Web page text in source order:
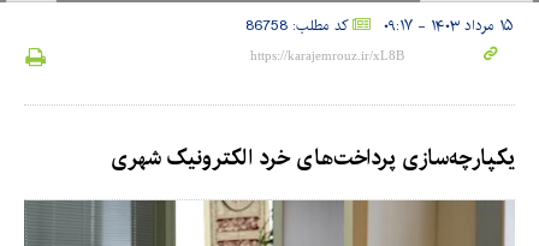
۱۵ مرداد ۱۴۰۳ - ۰۹:۱۷ کد مطلب: 86758
یکپارچه‌سازی پرداخت‌های خرد الکترونیک شهری